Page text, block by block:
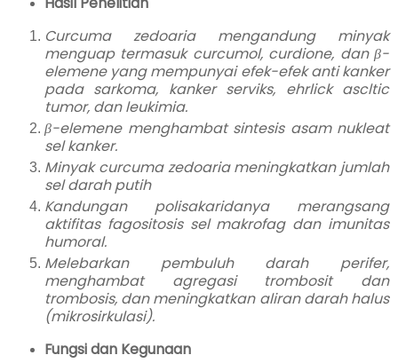
Curcuma zedoaria mengandung minyak
menguap termasuk curcumol, curdione, dan β-
elemene yang mempunyai efek-efek anti kanker
pada sarkoma, kanker serviks, ehrlick ascltic
tumor, dan leukimia.
β-elemene menghambat sintesis asam nukleat
sel kanker.
Minyak curcuma zedoaria meningkatkan jumlah
sel darah putih
Kandungan polisakaridanya merangsang
aktifitas fagositosis sel makrofag dan imunitas
humoral.
Melebarkan pembuluh darah perifer,
menghambat agregasi trombosit dan
trombosis, dan meningkatkan aliran darah halus
(mikrosirkulasi).
Fungsi dan Kegunaan